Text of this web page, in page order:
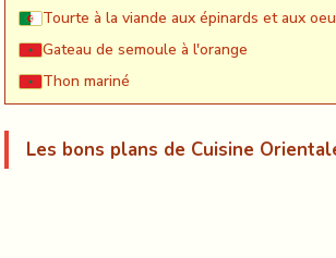
Tourte à la viande aux épinards et aux
Gateau de semoule à l'orange
Thon mariné
Les bons plans de Cuisine